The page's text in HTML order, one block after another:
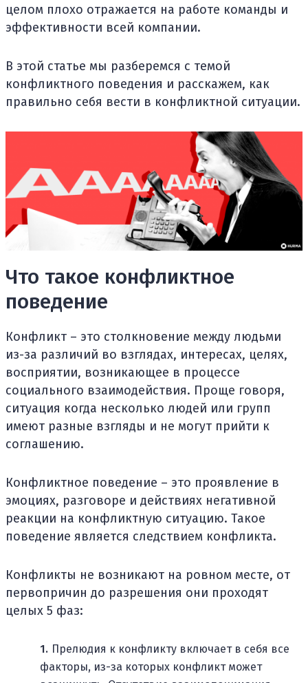
целом плохо отражается на работе команды и
эффективности всей компании.
В этой статье мы разберемся с темой
конфликтного поведения и расскажем, как
правильно себя вести в конфликтной ситуации.
Что такое конфликтное
поведение
Конфликт – это столкновение между людьми
из-за различий во взглядах, интересах, целях,
восприятии, возникающее в процессе
социального взаимодействия. Проще говоря,
ситуация когда несколько людей или групп
имеют разные взгляды и не могут прийти к
соглашению.
Конфликтное поведение – это проявление в
эмоциях, разговоре и действиях негативной
реакции на конфликтную ситуацию. Такое
поведение является следствием конфликта.
Конфликты не возникают на ровном месте, от
первопричин до разрешения они проходят
целых 5 фаз:
Прелюдия к конфликту включает в себя все
факторы, из-за которых конфликт может